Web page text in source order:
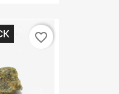
favorite_border